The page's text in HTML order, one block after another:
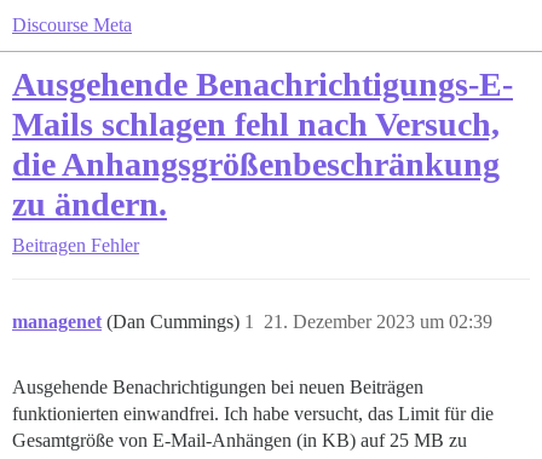
Discourse Meta
Ausgehende Benachrichtigungs-E-
Mails schlagen fehl nach Versuch,
die Anhangsgrößenbeschränkung
zu ändern.
Beitragen Fehler
managenet (Dan Cummings) 21. Dezember 2023 um 02:39
1
Ausgehende Benachrichtigungen bei neuen Beiträgen
funktionierten einwandfrei. Ich habe versucht, das Limit für die
Gesamtgröße von E-Mail-Anhängen (in KB) auf 25 MB zu